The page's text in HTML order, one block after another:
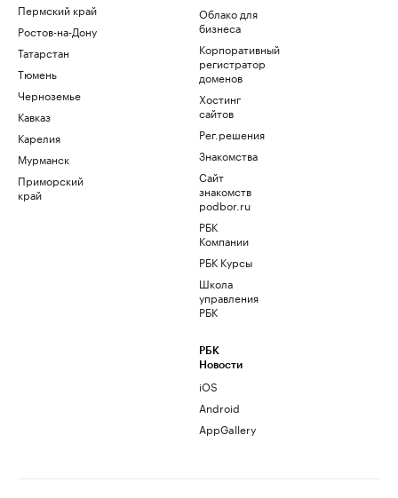
Пермский край
Ростов-на-Дону
Татарстан
Тюмень
Черноземье
Кавказ
Карелия
Мурманск
Приморский
край
Облако для
бизнеса
Корпоративный
регистратор
доменов
Хостинг
сайтов
Рег.решения
Знакомства
Сайт
знакомств
podbor.ru
РБК
Компании
РБК Курсы
Школа
управления
РБК
РБК
Новости
iOS
Android
AppGallery